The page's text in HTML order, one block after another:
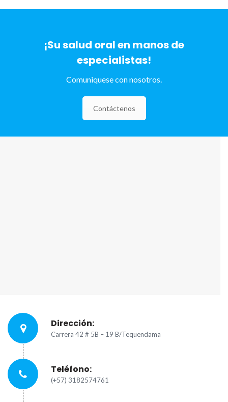
¡Su salud oral en manos de
especialistas!
Comuniquese con nosotros.
Contáctenos
Dirección:
Carrera 42 # 5B – 19 B/Tequendama
Teléfono:
(+57) 3182574761